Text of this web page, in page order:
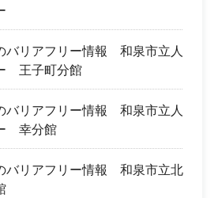
バリアフリー情報 和泉市立人
王子町分館
バリアフリー情報 和泉市立人
幸分館
バリアフリー情報 和泉市立北